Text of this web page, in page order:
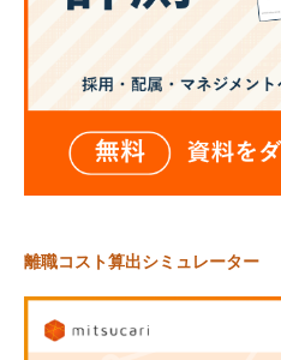
離職コスト算出シミュレーター